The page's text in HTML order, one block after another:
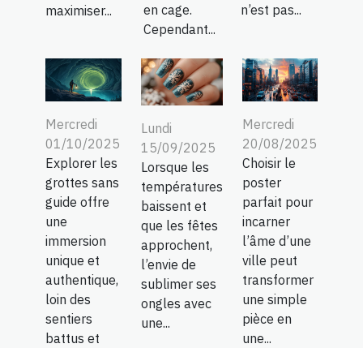
maximiser...
en cage.
Cependant...
n’est pas...
Mercredi
01/10/2025
Explorer les
grottes sans
guide offre
une
immersion
unique et
authentique,
loin des
sentiers
battus et
Lundi
15/09/2025
Lorsque les
températures
baissent et
que les fêtes
approchent,
l’envie de
sublimer ses
ongles avec
une...
Mercredi
20/08/2025
Choisir le
poster
parfait pour
incarner
l’âme d’une
ville peut
transformer
une simple
pièce en
une...